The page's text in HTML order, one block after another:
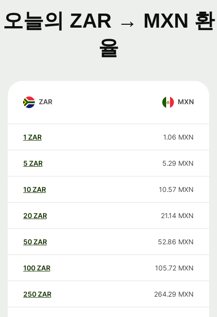
오늘의 ZAR → MXN 환
율
ZAR MXN
1 ZAR 1.06 MXN
5 ZAR 5.29 MXN
10ZAR 10.57 MXN
20ZAR 21.14 MXN
50ZAR 52.86 MXN
100ZAR 105.72 MXN
250ZAR 264.29 MXN